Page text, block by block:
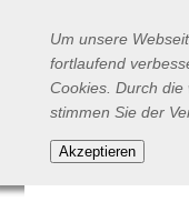
Um unsere
fortlaufend
Cookies. Durch
stimmen Sie der